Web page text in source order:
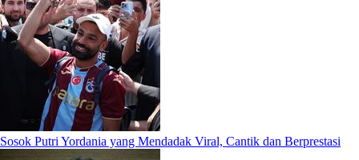
Sosok Putri Yordania yang Mendadak Viral, Cantik dan Berprestasi